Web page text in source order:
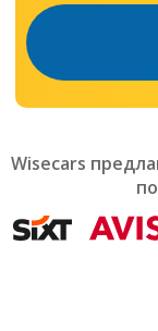
and
mark
get
the
Wisecars